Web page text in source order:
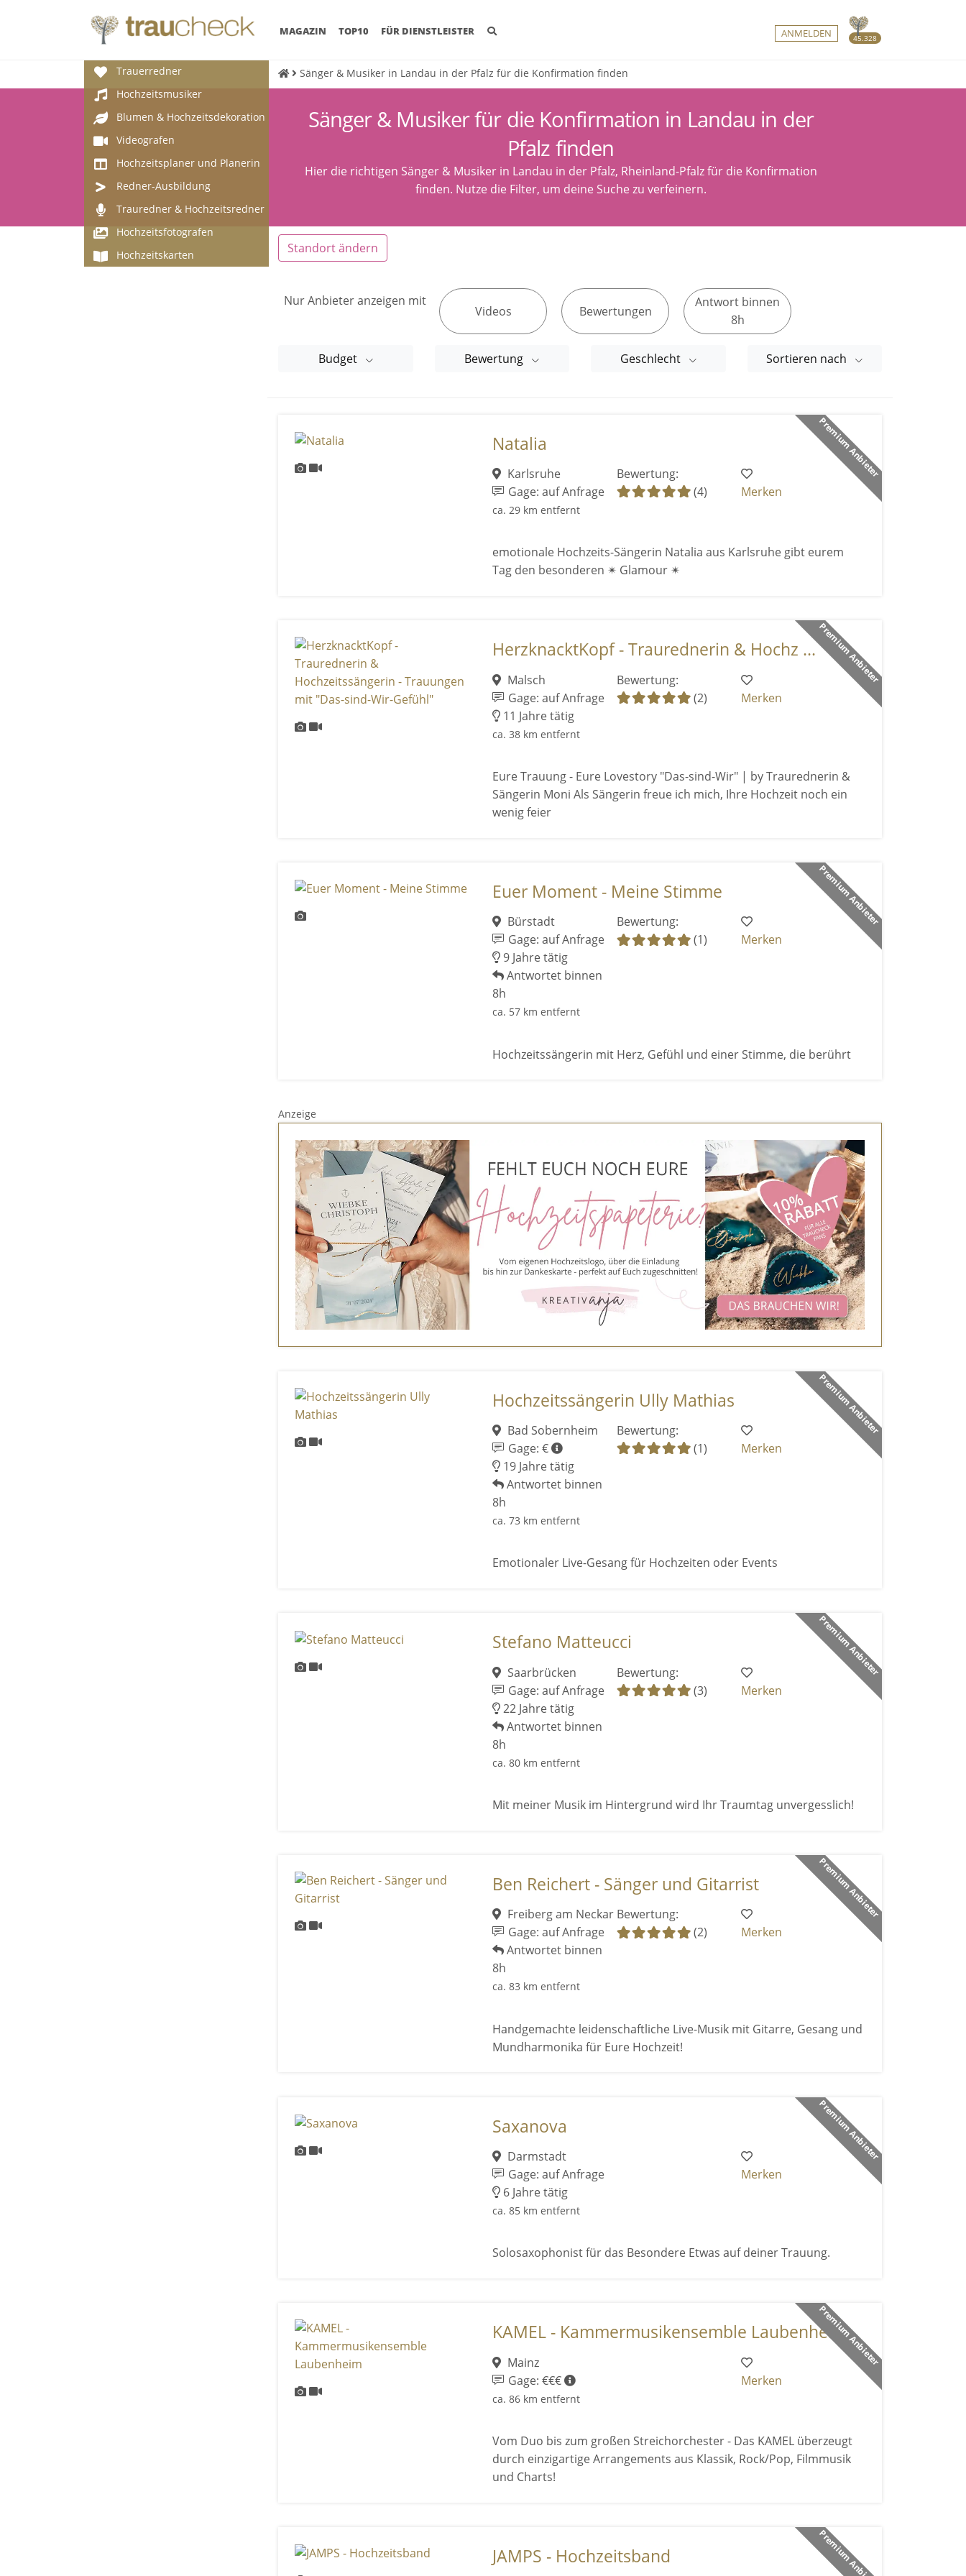
45.328
MAGAZIN (CURRENT)
TOP10 FÜR DIENSTLEISTER ANMELDEN
Trauerredner
Hochzeitsmusiker
Blumen & Hochzeitsdekoration
Videografen
Hochzeitsplaner und Planerin
Redner-Ausbildung
Trauredner & Hochzeitsredner
Hochzeitsfotografen
Hochzeitskarten
Sänger & Musiker in Landau in der Pfalz für die Konfirmation finden
Sänger & Musiker für die Konfirmation in Landau in der
Pfalz finden
Hier die richtigen Sänger & Musiker in Landau in der Pfalz, Rheinland-Pfalz für die Konfirmation
finden. Nutze die Filter, um deine Suche zu verfeinern.
Standort ändern
Nur Anbieter anzeigen mit
Videos Bewertungen
Antwort binnen
8h
Budget Bewertung Geschlecht Sortieren nach
Premium Anbieter
Natalia
Karlsruhe
Gage: auf Anfrage
ca. 29 km entfernt
Bewertung:
(4)
Merken
emotionale Hochzeits-Sängerin Natalia aus Karlsruhe gibt eurem
Tag den besonderen ✴ Glamour ✴
Premium Anbieter
HerzknacktKopf - Traurednerin & Hochz ...
Malsch
Gage: auf Anfrage
11 Jahre tätig
ca. 38 km entfernt
Bewertung:
(2)
Merken
Eure Trauung - Eure Lovestory "Das-sind-Wir" | by Traurednerin &
Sängerin Moni Als Sängerin freue ich mich, Ihre Hochzeit noch ein
wenig feier
Premium Anbieter
Euer Moment - Meine Stimme
Bürstadt
Gage: auf Anfrage
9 Jahre tätig
Antwortet binnen
8h
ca. 57 km entfernt
Bewertung:
(1)
Merken
Hochzeitssängerin mit Herz, Gefühl und einer Stimme, die berührt
Anzeige
Premium Anbieter
Hochzeitssängerin Ully Mathias
Bad Sobernheim
Gage: €
19 Jahre tätig
Antwortet binnen
8h
ca. 73 km entfernt
Bewertung:
(1)
Merken
Emotionaler Live-Gesang für Hochzeiten oder Events
Premium Anbieter
Stefano Matteucci
Saarbrücken
Gage: auf Anfrage
22 Jahre tätig
Antwortet binnen
8h
ca. 80 km entfernt
Bewertung:
(3)
Merken
Mit meiner Musik im Hintergrund wird Ihr Traumtag unvergesslich!
Premium Anbieter
Ben Reichert - Sänger und Gitarrist
Freiberg am Neckar
Gage: auf Anfrage
Antwortet binnen
8h
ca. 83 km entfernt
Bewertung:
(2)
Merken
Handgemachte leidenschaftliche Live-Musik mit Gitarre, Gesang und
Mundharmonika für Eure Hochzeit!
Premium Anbieter
Saxanova
Darmstadt
Gage: auf Anfrage
6 Jahre tätig
ca. 85 km entfernt
Merken
Solosaxophonist für das Besondere Etwas auf deiner Trauung.
Premium Anbieter
KAMEL - Kammermusikensemble Laubenhei ...
Mainz
Gage: €€€
ca. 86 km entfernt
Merken
Vom Duo bis zum großen Streichorchester - Das KAMEL überzeugt
durch einzigartige Arrangements aus Klassik, Rock/Pop, Filmmusik
und Charts!
Premium Anbieter
JAMPS - Hochzeitsband